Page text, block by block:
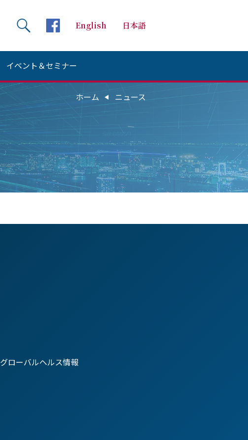
Global Health Initiative
日本語
English
facebookページへ
検索 Search
イベント＆セミナー
ホーム ニュース
グローバルヘルス情報